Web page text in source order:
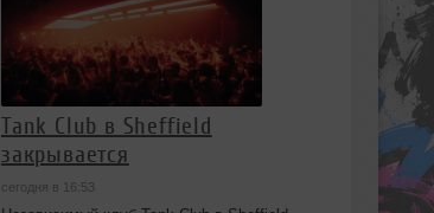
Tank Club в Sheffield
закрывается
сегодня в 16:53